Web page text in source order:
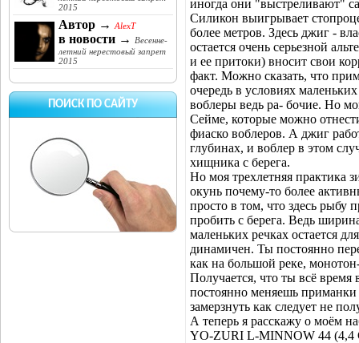
2015
Автор → AlexT
в новости →
Весенне-
летний нерестовый запрет
2015
ПОИСК ПО САЙТУ
иногда они "выстреливают"
Силикон выигрывает
более метров. Здесь джиг -
остается очень серьезной
и ее притоки) вносит свои
факт. Можно сказать, что
очередь в условиях
воблеры ведь ра- бочие. Но
Сейме, которые можно
фиаско воблеров. А джиг
глубинах, и воблер в этом
хищника с берега.
Но моя трехлетняя практика
окунь почему-то более
просто в том, что здесь рыбу
пробить с берега. Ведь
маленьких речках остается
динамичен. Ты постоянно
как на большой реке,
Получается, что ты всё
постоянно меняешь
замерзнуть как следует не
А теперь я расскажу о моём
YO-ZURI L-MINNOW 44